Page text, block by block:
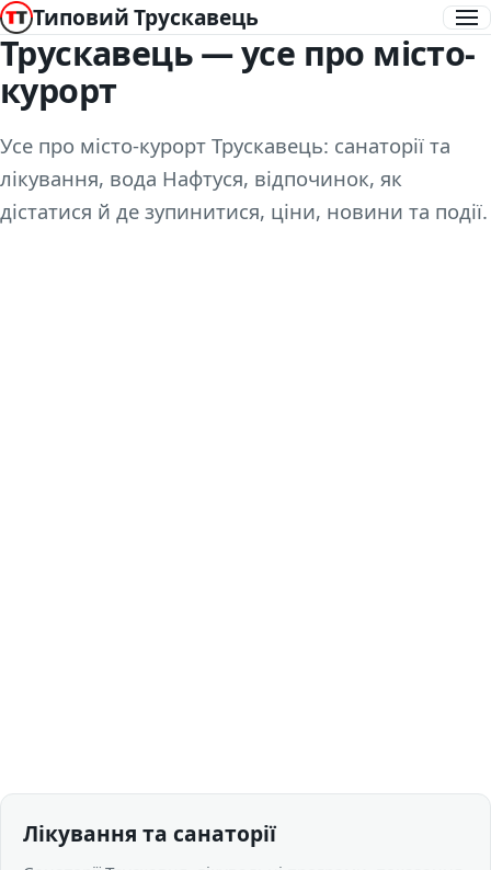
Типовий Трускавець
Трускавець — усе про місто-
курорт
Усе про місто-курорт Трускавець: санаторії та
лікування, вода Нафтуся, відпочинок, як
дістатися й де зупинитися, ціни, новини та події.
Лікування та санаторії